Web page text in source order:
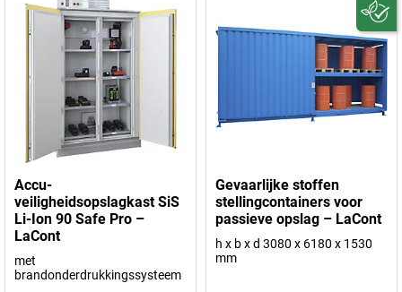
Accu-
veiligheidsopslagkast SiS
Li-Ion 90 Safe Pro –
LaCont
met
brandonderdrukkingssysteem
Gevaarlijke stoffen
stellingcontainers voor
passieve opslag – LaCont
h x b x d 3080 x 6180 x 1530
mm